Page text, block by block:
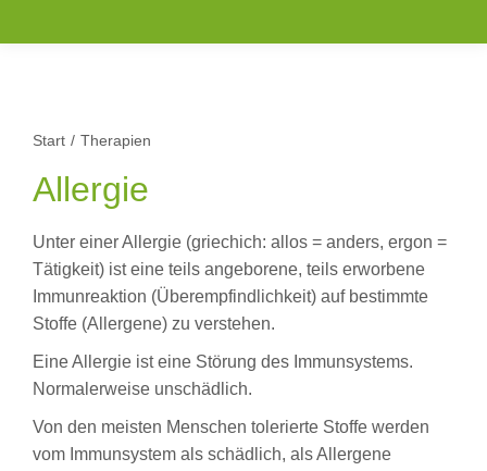
Sie befinden sich hier:
Start Therapien
Allergie
Unter einer Allergie (griechich: allos = anders, ergon =
Tätigkeit) ist eine teils angeborene, teils erworbene
Immunreaktion (Überempfindlichkeit) auf bestimmte
Stoffe (Allergene) zu verstehen.
Eine Allergie ist eine Störung des Immunsystems.
Normalerweise unschädlich.
Von den meisten Menschen tolerierte Stoffe werden
vom Immunsystem als schädlich, als Allergene